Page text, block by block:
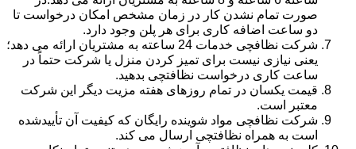
صورت تمام نشدن کار در زمان مشخص امکان درخواست تا
دو ساعت اضافه کاری برای هر پلن وجود دارد.
شرکت نظافچی خدمات 24 ساعته به مشتریان ارائه می دهد؛
یعنی نیازی نیست برای تمیز کردن منزل یا شرکت حتماً در
ساعت کاری درخواست نظافتچی بدهید.
قیمت یکسان در تمام روزهای هفته مزیت دیگر این شرکت
معتبر است.
شرکت نظافچی مواد شوینده رایگان که کیفیت آن تأییدشده
است به همراه نظافتچی ارسال می کند.